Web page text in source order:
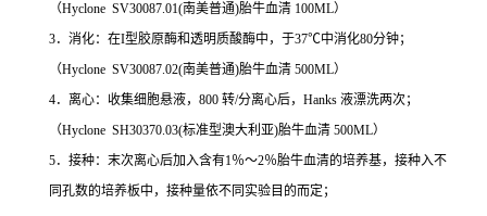
（Hyclone SV30087.01(南美普通)胎牛血清 100ML）
3．消化：在I型胶原酶和透明质酸酶中，于37℃中消化80分钟；
（Hyclone SV30087.02(南美普通)胎牛血清 500ML）
4．离心：收集细胞悬液，800 转/分离心后，Hanks 液漂洗两次；
（Hyclone SH30370.03(标准型澳大利亚)胎牛血清 500ML）
5．接种：末次离心后加入含有1％～2％胎牛血清的培养基，接种入不
同孔数的培养板中，接种量依不同实验目的而定；